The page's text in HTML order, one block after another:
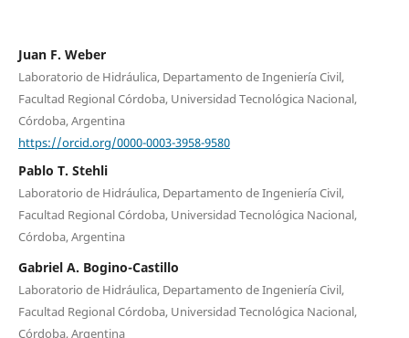
Juan F. Weber
Laboratorio de Hidráulica, Departamento de Ingeniería Civil,
Facultad Regional Córdoba, Universidad Tecnológica Nacional,
Córdoba, Argentina
https://orcid.org/0000-0003-3958-9580
Pablo T. Stehli
Laboratorio de Hidráulica, Departamento de Ingeniería Civil,
Facultad Regional Córdoba, Universidad Tecnológica Nacional,
Córdoba, Argentina
Gabriel A. Bogino-Castillo
Laboratorio de Hidráulica, Departamento de Ingeniería Civil,
Facultad Regional Córdoba, Universidad Tecnológica Nacional,
Córdoba, Argentina